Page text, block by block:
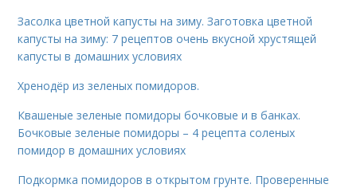
Засолка цветной капусты на зиму. Заготовка цветной
капусты на зиму: 7 рецептов очень вкусной хрустящей
капусты в домашних условиях
Хренодёр из зеленых помидоров.
Квашеные зеленые помидоры бочковые и в банках.
Бочковые зеленые помидоры – 4 рецепта соленых
помидор в домашних условиях
Подкормка помидоров в открытом грунте. Проверенные